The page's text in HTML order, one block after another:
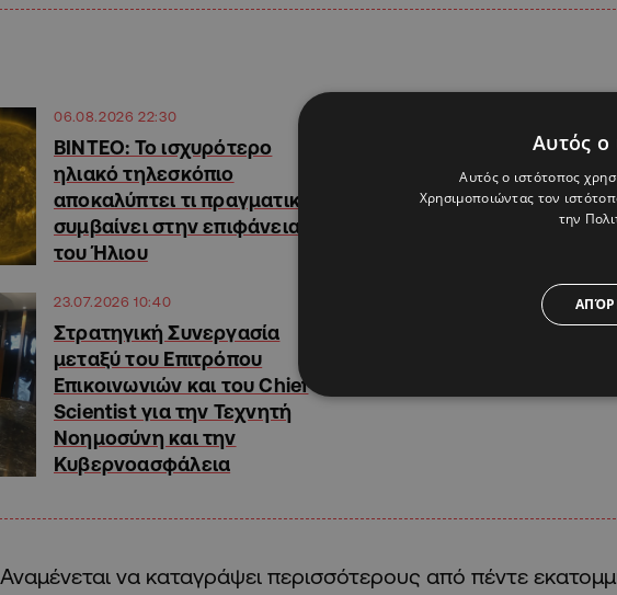
06.08.2026 22:30
ΒΙΝΤΕΟ: Το ισχυρότερο
ηλιακό τηλεσκόπιο
αποκαλύπτει τι πραγματικά
συμβαίνει στην επιφάνεια
του Ήλιου
23.07.2026 10:40
Στρατηγική Συνεργασία
μεταξύ του Επιτρόπου
Επικοινωνιών και του Chief
Scientist για την Τεχνητή
Νοημοσύνη και την
Κυβερνοασφάλεια
Αναμένεται να καταγράψει περισσότερους από πέντε
Αυτός ο
Αυτός ο ιστότοπος
Χρησιμοποιώντας τον
την